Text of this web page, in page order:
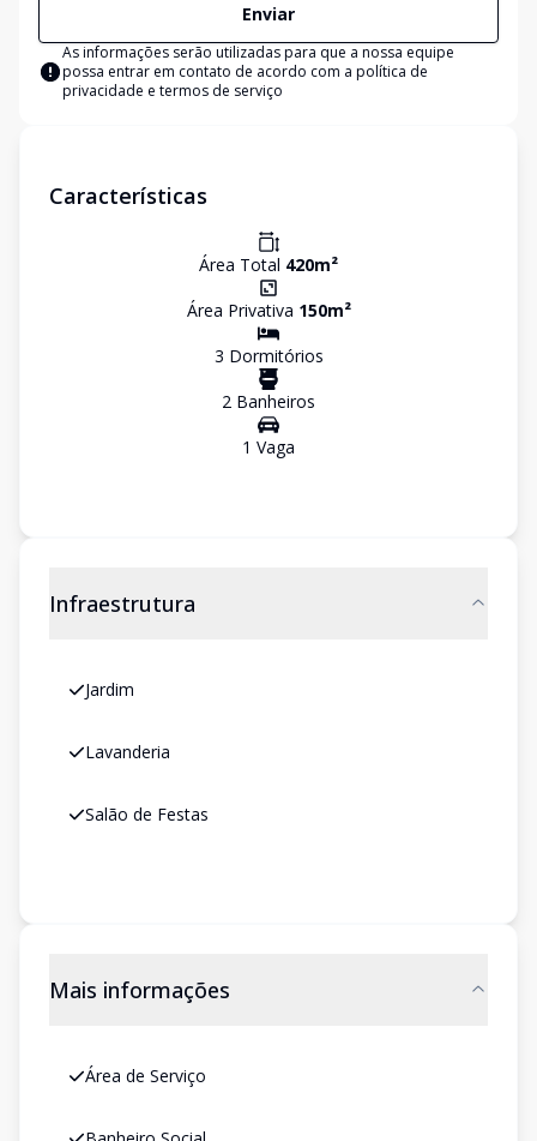
Enviar
As informações serão utilizadas para que a nossa equipe
possa entrar em contato de acordo com a política de
privacidade e termos de serviço
Características
Área Total 420m²
Área Privativa 150m²
3 Dormitórios
2 Banheiros
1 Vaga
Infraestrutura
Jardim
Lavanderia
Salão de Festas
Mais informações
Área de Serviço